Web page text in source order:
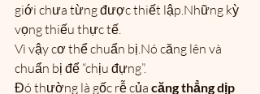
giới chưa từng được thiết lập.Những kỳ
vọng thiếu thực tế.
Vì vậy cơ thể chuẩn bị.Nó căng lên và
chuẩn bị để “chịu đựng”.
Đó thường là gốc rễ của căng thẳng dịp